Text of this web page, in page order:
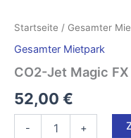
Startseite / Gesamter
Gesamter Mietpark
CO2-Jet Magic FX
52,00 €
- +